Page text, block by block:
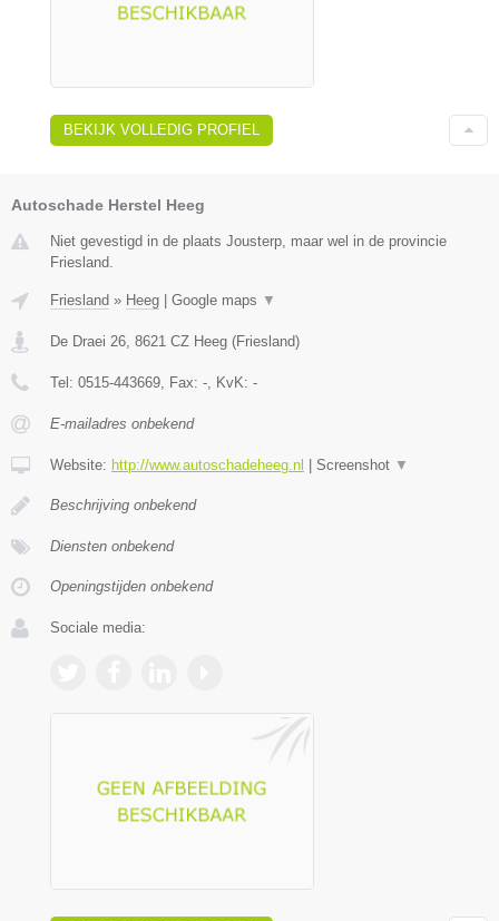
BEKIJK VOLLEDIG PROFIEL
Autoschade Herstel Heeg
Niet gevestigd in de plaats Jousterp, maar wel in de provincie
Friesland.
Friesland » Heeg Google maps ▼
De Draei 26, 8621 CZ Heeg (Friesland)
Tel: 0515-443669, Fax: -, KvK: -
E-mailadres onbekend
Website: http://www.autoschadeheeg.nl Screenshot ▼
Beschrijving onbekend
Diensten onbekend
Openingstijden onbekend
Sociale media: